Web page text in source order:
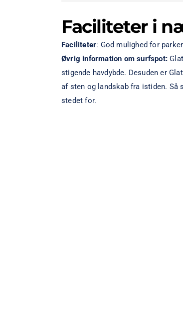
Faciliteter i
Faciliteter: God mulighed for
Øvrig information om surfspot:
stigende havdybde. Desuden er
af sten og landskab fra istiden. Så
stedet for.